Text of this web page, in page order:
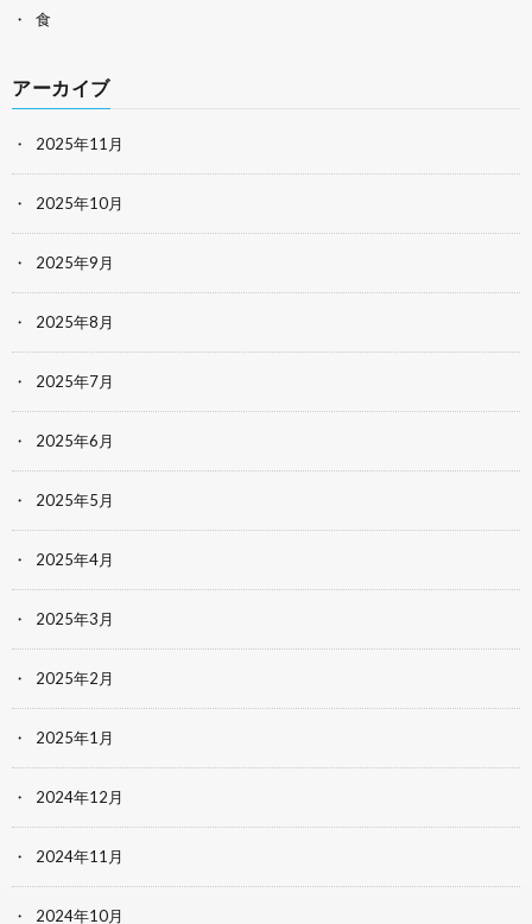
食
アーカイブ
2025年11月
2025年10月
2025年9月
2025年8月
2025年7月
2025年6月
2025年5月
2025年4月
2025年3月
2025年2月
2025年1月
2024年12月
2024年11月
2024年10月